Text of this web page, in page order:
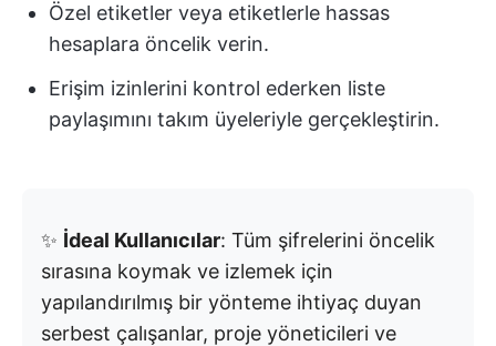
Özel etiketler veya etiketlerle hassas
hesaplara öncelik verin.
Erişim izinlerini kontrol ederken liste
paylaşımını takım üyeleriyle gerçekleştirin.
✨ İdeal Kullanıcılar: Tüm şifrelerini öncelik
sırasına koymak ve izlemek için
yapılandırılmış bir yönteme ihtiyaç duyan
serbest çalışanlar, proje yöneticileri ve